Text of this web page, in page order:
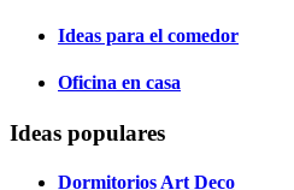
Ideas para el comedor
Oficina en casa
Ideas populares
Dormitorios Art Deco